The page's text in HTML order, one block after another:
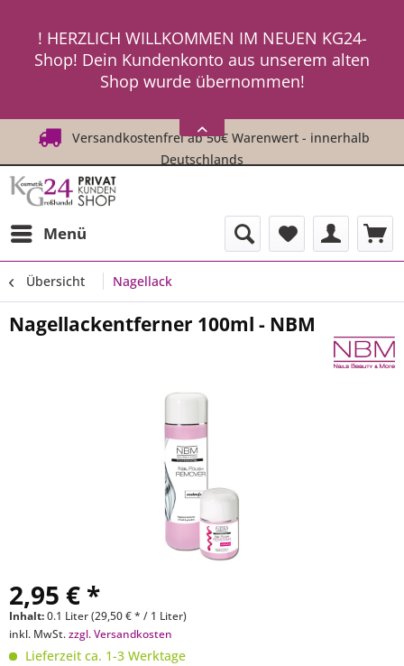
! HERZLICH WILLKOMMEN IM NEUEN KG24-
Shop! Dein Kundenkonto aus unserem alten
Shop wurde übernommen!
ein neues Passwort an ! ! !
Versandkostenfrei ab 50€ Warenwert - innerhalb
Deutschlands
Menü
Übersicht Nagellack
Nagellackentferner 100ml - NBM
2,95 € *
Inhalt:0.1 Liter (29,50 € * / 1 Liter)
inkl. MwSt.zzgl. Versandkosten
Lieferzeit ca. 1-3 Werktage